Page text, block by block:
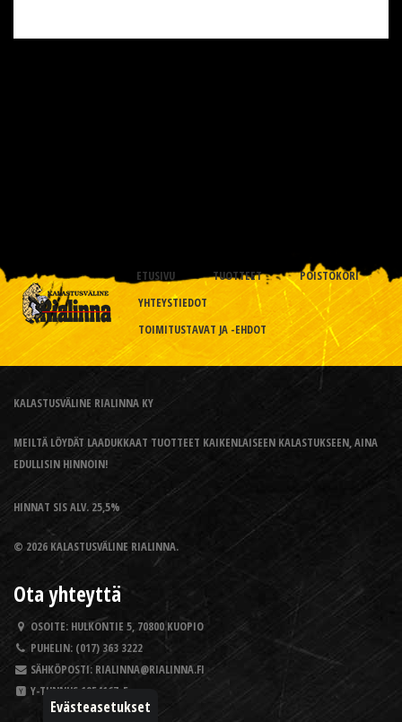
ETUSIVU TUOTTEET
POISTOKORI
YHTEYSTIEDOT
TOIMITUSTAVAT JA -EHDOT
KALASTUSVÄLINE RIALINNA KY
MEILTÄ LÖYDÄT LAADUKKAAT TUOTTEET KAIKENLAISEEN KALASTUKSEEN, AINA
EDULLISIN HINNOIN!
HINNAT SIS ALV. 25,5%
© 2026 KALASTUSVÄLINE RIALINNA.
Ota yhteyttä
OSOITE: HULKONTIE 5, 70800 KUOPIO
PUHELIN: (017) 363 3222
SÄHKÖPOSTI: RIALINNA@RIALINNA.FI
Y-TUNNUS 1954167-5
Evästeasetukset